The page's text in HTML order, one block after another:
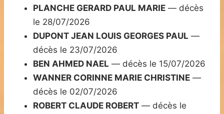
PLANCHE GERARD PAUL MARIE — décès
le 28/07/2026
DUPONT JEAN LOUIS GEORGES PAUL —
décès le 23/07/2026
BEN AHMED NAEL — décès le 15/07/2026
WANNER CORINNE MARIE CHRISTINE —
décès le 02/07/2026
ROBERT CLAUDE ROBERT — décès le